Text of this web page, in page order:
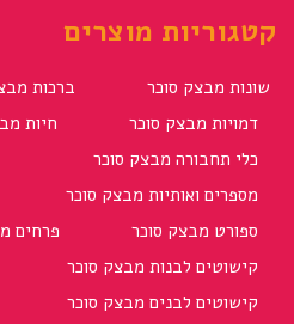
קטגוריות מוצרים
שונות מבצק סוכר
ברכות
דמויות מבצק סוכר
חיות
כלי תחבורה מבצק סוכר
מספרים ואותיות מבצק סוכר
ספורט מבצק סוכר
פרחים
קישוטים לבנות מבצק סוכר
קישוטים לבנים מבצק סוכר